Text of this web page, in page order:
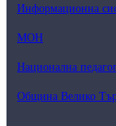
Информационна
МОН
Национална
Община Велико